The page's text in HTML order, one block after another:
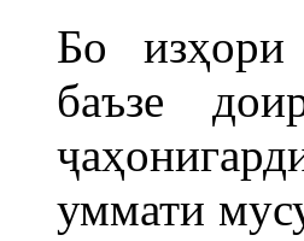
Бо изҳори
баъзе
уммати